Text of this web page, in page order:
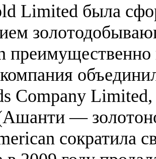
Limited была
компания
Company
—
сократила